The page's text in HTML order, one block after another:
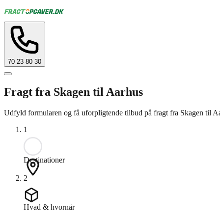
70 23 80 30
Fragt fra Skagen til Aarhus
Udfyld formularen og få uforpligtende tilbud på fragt fra Skagen til
1
Destinationer
2
Hvad & hvornår